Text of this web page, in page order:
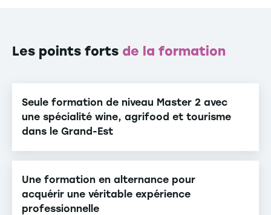
Les points forts de la formation
Seule formation de niveau Master 2 avec
une spécialité wine, agrifood et tourisme
dans le Grand-Est
Une formation en alternance pour
acquérir une véritable expérience
professionnelle